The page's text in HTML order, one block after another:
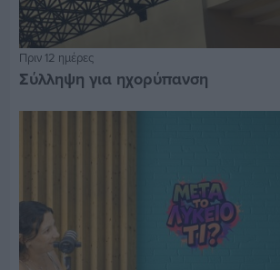
Πριν 12 ημέρες
Σύλληψη για ηχορύπανση